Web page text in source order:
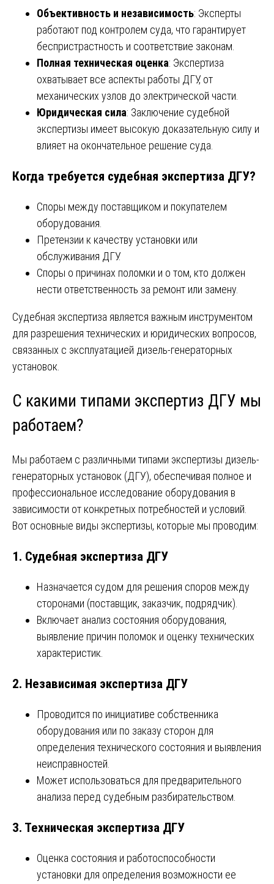
Объективность и независимость: Эксперты
работают под контролем суда, что гарантирует
беспристрастность и соответствие законам.
Полная техническая оценка: Экспертиза
охватывает все аспекты работы ДГУ, от
механических узлов до электрической части.
Юридическая сила: Заключение судебной
экспертизы имеет высокую доказательную силу и
влияет на окончательное решение суда.
Когда требуется судебная экспертиза ДГУ?
Споры между поставщиком и покупателем
оборудования.
Претензии к качеству установки или
обслуживания ДГУ.
Споры о причинах поломки и о том, кто должен
нести ответственность за ремонт или замену.
Судебная экспертиза является важным инструментом
для разрешения технических и юридических вопросов,
связанных с эксплуатацией дизель-генераторных
установок.
С какими типами экспертиз ДГУ мы
работаем?
Мы работаем с различными типами экспертизы дизель-
генераторных установок (ДГУ), обеспечивая полное и
профессиональное исследование оборудования в
зависимости от конкретных потребностей и условий.
Вот основные виды экспертизы, которые мы проводим:
1. Судебная экспертиза ДГУ
Назначается судом для решения споров между
сторонами (поставщик, заказчик, подрядчик).
Включает анализ состояния оборудования,
выявление причин поломок и оценку технических
характеристик.
2. Независимая экспертиза ДГУ
Проводится по инициативе собственника
оборудования или по заказу сторон для
определения технического состояния и выявления
неисправностей.
Может использоваться для предварительного
анализа перед судебным разбирательством.
3. Техническая экспертиза ДГУ
Оценка состояния и работоспособности
установки для определения возможности ее